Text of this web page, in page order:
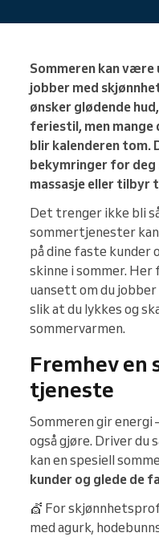
Sommeren kan
jobber med
ønsker glødende
feriestil, men mange
blir kalenderen tom.
bekymringer for deg
massasje eller tilbyr
Det trenger ikke bli
sommertjenester
på dine faste kunder
skinne i sommer.
uansett om du
slik at du lykkes og
sommervarmen.
Fremhev
tjeneste
Sommeren gir energi
også gjøre. Driver du
kan en spesiell
kunder og glede de
💇 For
med agurk,